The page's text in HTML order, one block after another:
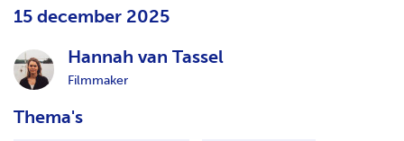
r
:15 december 2025
Hannah van Tassel
Filmmaker
Thema's